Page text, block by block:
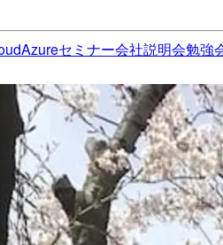
Azureセミナー会社説明会勉強